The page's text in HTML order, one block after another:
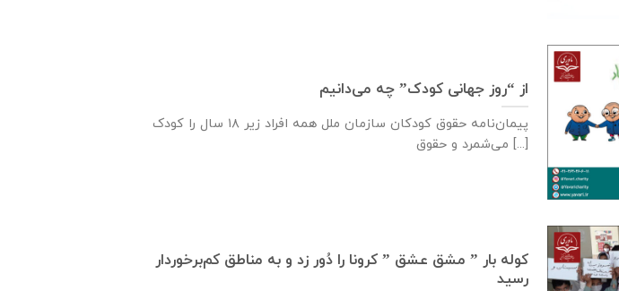
از “روز جهانی کودک” چه می‌دانیم
پیمان‌نامه‌ حقوق کودکان سازمان ملل همه‌ افراد زیر ۱۸ سال را کودک
می‌شمرد و حقوق [...]
کوله بار ” مشق عشق ” کرونا را دُور زد و به مناطق کم‌برخوردار
رسید